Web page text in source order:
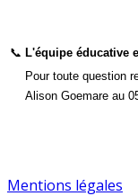
📞 L'équipe éducative
Pour toute question
Alison Goemare au
Mentions légales